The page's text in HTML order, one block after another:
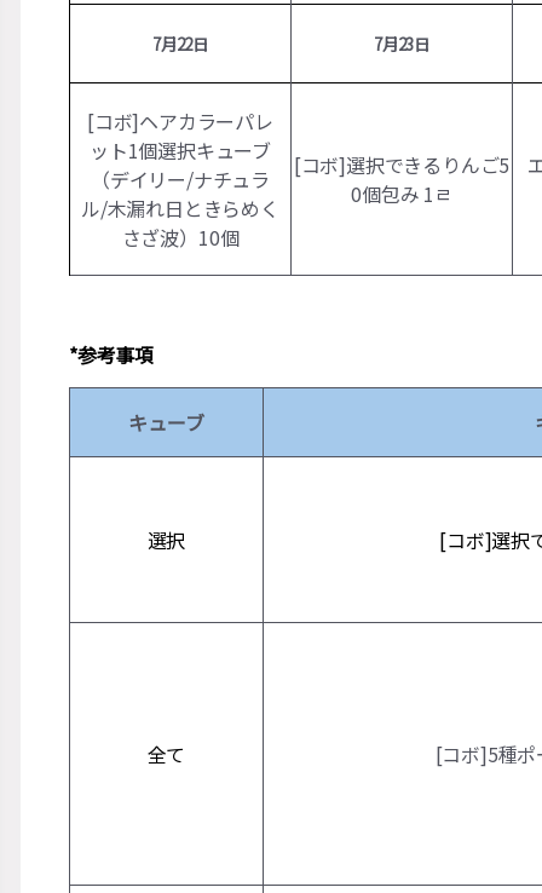
7月22日 7月23日
[コボ]ヘアカラーパレ
ット1個選択キューブ
（デイリー/ナチュラ
ル/木漏れ日ときらめく
さざ波）10個
[コボ]選択できるりんご5
0個包み 1ㄹ
*参考事項
キューブ
選択 [コボ]選択
全て [コボ]5種